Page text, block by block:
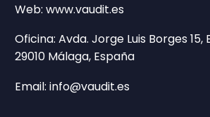
Web: www.vaudit.es
Oficina: Avda. Jorge Luis Borges 15,
29010 Málaga, España
Email: info@vaudit.es